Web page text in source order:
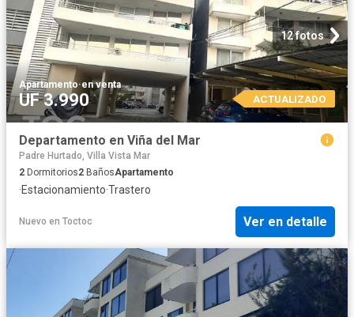
12 fotos
Apartamento·en venta
UF 3.990 ACTUALIZADO
Departamento en Viña del Mar
Padre Hurtado, Villa Vista Mar
2 Dormitorios2 BañosApartamento
·Estacionamiento·Trastero
Nuevo en Toctoc Ver en detalle